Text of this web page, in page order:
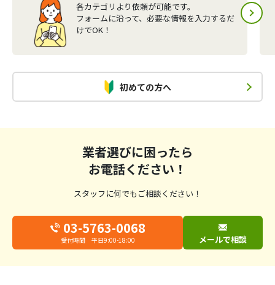
各カテゴリより依頼が可能です。
フォームに沿って、必要な情報を入力するだ
けでOK！
初めての方へ
業者選びに困ったら
お電話ください！
スタッフに何でもご相談ください！
03-5763-0068
受付時間 平日9:00-18:00 メールで相談